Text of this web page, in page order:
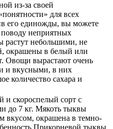
из-за своей
для всех
его единожды, вы можете
неприятных
растут небольшими, не
окрашены в белый или
Овощи вырастают очень
и вкусными, в них
количество сахара и
скороспелый сорт с
до 7 кг. Мякоть тыквы
вкусом, окрашена в темно-